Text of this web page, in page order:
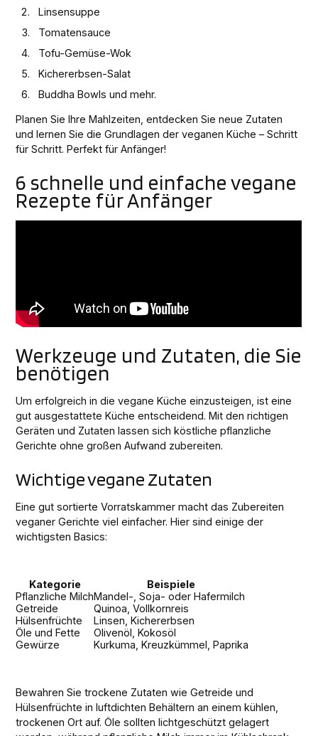
Linsensuppe
Tomatensauce
Tofu-Gemüse-Wok
Kichererbsen-Salat
Buddha Bowls und mehr.
Planen Sie Ihre Mahlzeiten, entdecken Sie neue Zutaten
und lernen Sie die Grundlagen der veganen Küche – Schritt
für Schritt. Perfekt für Anfänger!
6 schnelle und einfache vegane
Rezepte für Anfänger
Werkzeuge und Zutaten, die Sie
benötigen
Um erfolgreich in die vegane Küche einzusteigen, ist eine
gut ausgestattete Küche entscheidend. Mit den richtigen
Geräten und Zutaten lassen sich köstliche pflanzliche
Gerichte ohne großen Aufwand zubereiten.
Wichtige vegane Zutaten
Eine gut sortierte Vorratskammer macht das Zubereiten
veganer Gerichte viel einfacher. Hier sind einige der
wichtigsten Basics:
Kategorie
Beispiele
Pflanzliche MilchMandel-, Soja- oder Hafermilch
Getreide
Quinoa, Vollkornreis
Hülsenfrüchte
Linsen, Kichererbsen
Öle und Fette
Olivenöl, Kokosöl
Gewürze
Kurkuma, Kreuzkümmel, Paprika
Bewahren Sie trockene Zutaten wie Getreide und
Hülsenfrüchte in luftdichten Behältern an einem kühlen,
trockenen Ort auf. Öle sollten lichtgeschützt gelagert